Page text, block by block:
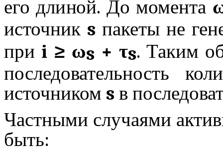
его длиной. До момента
источник s пакеты не
при i ≥ ωs + τs. Таким
последовательность
источником s в
Частными случаями
быть: